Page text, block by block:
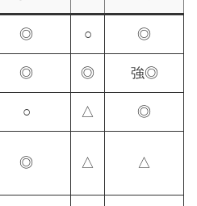
◎ ○ ◎
◎ ◎ 強◎
○ △ ◎
◎ △ △